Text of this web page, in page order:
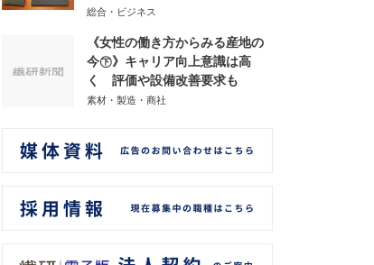
総合・ビジネス
《女性の働き方からみる産地の
今㊦》キャリア向上意識は高
く 評価や設備改善要求も
素材・製造・商社